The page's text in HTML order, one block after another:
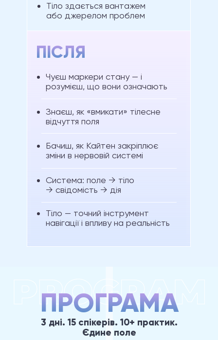
Тіло — точний інструмент
навігації і впливу на реальність
Система: поле → тіло
→ свідомість → дія
Бачиш, як Кайтен закріплює
зміни в нервовій системі
Знаєш, як «вмикати» тілесне
відчуття поля
Чуєш маркери стану — і
розумієш, що вони означають
Тіло здається вантажем
або джерелом проблем
ПІСЛЯ
ПРОГРАМА
3 дні. 15 спікерів. 10+ практик.
Єдине поле